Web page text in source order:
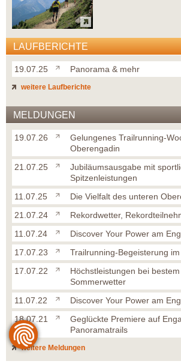
LAUFBERICHTE
19.07.25 Panorama & mehr
weitere Laufberichte
MELDUNGEN
19.07.26
Gelungenes Trailrunning-
Oberengadin
21.07.25
Jubiläumsausgabe mit
Spitzenleistungen
11.07.25
Die Vielfalt des unteren
21.07.24
Rekordwetter,
11.07.24
Discover Your Power am
17.07.23
Trailrunning-Begeisterung
17.07.22
Höchstleistungen bei
Sommerwetter
11.07.22
Discover Your Power am
18.07.21
Geglückte Premiere auf
Panoramatrails
weitere Meldungen